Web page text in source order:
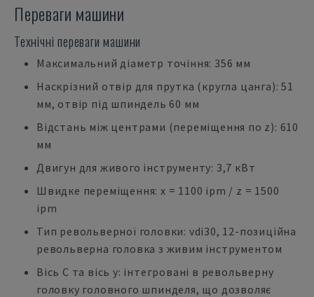
Переваги машини
Технічні переваги машини
Максимальний діаметр точіння: 356 мм
Наскрізний отвір для прутка (кругла цанга): 51
мм, отвір під шпиндель 60 мм
Відстань між центрами (переміщення по z): 610
мм
Двигун для живого інструменту: 3,7 кВт
Швидке переміщення: x = 1100 ipm / z = 1500
ipm
Тип револьверної головки: vdi30, 12-позиційна
револьверна головка з живим інструментом
Вісь С та вісь y: інтегровані в револьверну
головку головного шпинделя, що дозволяє